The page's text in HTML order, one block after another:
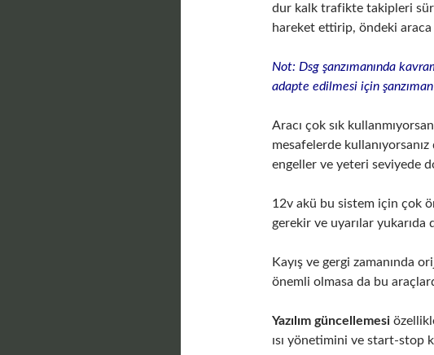
dur kalk trafikte takipleri
hareket ettirip, öndeki araca
Not: Dsg şanzımanında
adapte edilmesi için
Aracı çok sık
mesafelerde
engeller ve yeteri seviyede
12v akü bu sistem için çok
gerekir ve uyarılar yukarıda
Kayış ve gergi zamanında
önemli olmasa da bu
Yazılım güncellemesi
ısı yönetimini ve start-stop